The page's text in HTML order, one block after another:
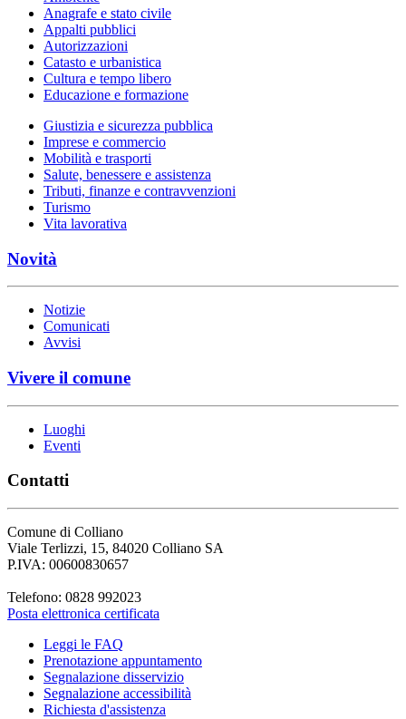
Anagrafe e stato civile
Appalti pubblici
Autorizzazioni
Catasto e urbanistica
Cultura e tempo libero
Educazione e formazione
Giustizia e sicurezza pubblica
Imprese e commercio
Mobilità e trasporti
Salute, benessere e assistenza
Tributi, finanze e contravvenzioni
Turismo
Vita lavorativa
Novità
Notizie
Comunicati
Avvisi
Vivere il comune
Luoghi
Eventi
Contatti
Comune di Colliano
Viale Terlizzi, 15, 84020 Colliano SA
P.IVA: 00600830657
Telefono: 0828 992023
Posta elettronica certificata
Leggi le FAQ
Prenotazione appuntamento
Segnalazione disservizio
Segnalazione accessibilità
Richiesta d'assistenza